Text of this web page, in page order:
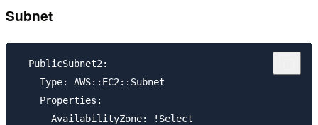
Subnet
  PublicSubnet2:
    Type: AWS::EC2::Subnet
    Properties:
      AvailabilityZone: !Select